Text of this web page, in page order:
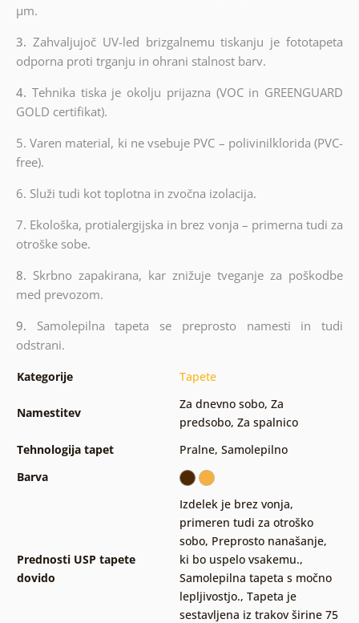
µm.
3. Zahvaljujoč UV-led brizgalnemu tiskanju je fototapeta
odporna proti trganju in ohrani stalnost barv.
4. Tehnika tiska je okolju prijazna (VOC in GREENGUARD
GOLD certifikat).
5. Varen material, ki ne vsebuje PVC – polivinilklorida (PVC-
free).
6. Služi tudi kot toplotna in zvočna izolacija.
7. Ekološka, protialergijska in brez vonja – primerna tudi za
otroške sobe.
8. Skrbno zapakirana, kar znižuje tveganje za poškodbe
med prevozom.
9. Samolepilna tapeta se preprosto namesti in tudi
odstrani.
Kategorije Tapete
Namestitev
Za dnevno sobo, Za
predsobo, Za spalnico
Tehnologija tapet
Pralne, Samolepilno
Barva
Prednosti USP tapete
dovido
Izdelek je brez vonja,
primeren tudi za otroško
sobo, Preprosto nanašanje,
ki bo uspelo vsakemu.,
Samolepilna tapeta s močno
lepljivostjo., Tapeta je
sestavljena iz trakov širine 75